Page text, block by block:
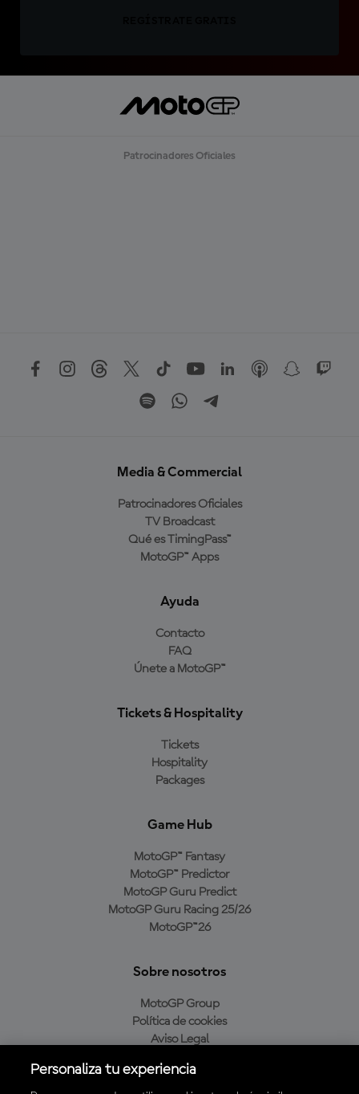
Patrocinadores Oficiales
Media & Commercial
Patrocinadores Oficiales
TV Broadcast
Qué es TimingPass™
MotoGP™ Apps
Ayuda
Contacto
FAQ
Únete a MotoGP™
Tickets & Hospitality
Tickets
Hospitality
Packages
Game Hub
MotoGP™ Fantasy
MotoGP™ Predictor
MotoGP Guru Predict
MotoGP Guru Racing 25/26
MotoGP™26
Sobre nosotros
MotoGP Group
Política de cookies
Aviso Legal
Política de compra
Personaliza tu experiencia